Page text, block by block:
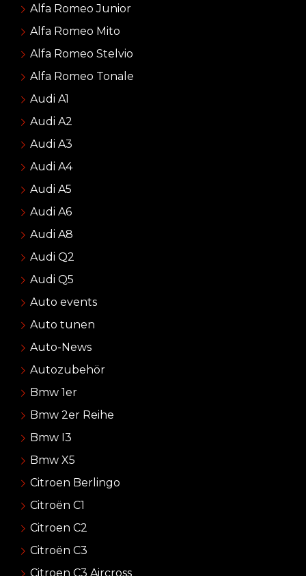
Alfa Romeo Junior
Alfa Romeo Mito
Alfa Romeo Stelvio
Alfa Romeo Tonale
Audi A1
Audi A2
Audi A3
Audi A4
Audi A5
Audi A6
Audi A8
Audi Q2
Audi Q5
Auto events
Auto tunen
Auto-News
Autozubehör
Bmw 1er
Bmw 2er Reihe
Bmw I3
Bmw X5
Citroen Berlingo
Citroën C1
Citroen C2
Citroën C3
Citroen C3 Aircross